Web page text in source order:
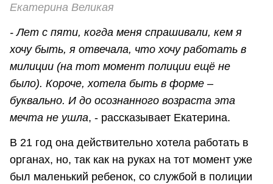
Екатерина Великая
- Лет с пяти, когда меня спрашивали, кем я
хочу быть, я отвечала, что хочу работать в
милиции (на тот момент полиции ещё не
было). Короче, хотела быть в форме –
буквально. И до осознанного возраста эта
мечта не ушла, - рассказывает Екатерина.
В 21 год она действительно хотела работать в
органах, но, так как на руках на тот момент уже
был маленький ребенок, со службой в полиции